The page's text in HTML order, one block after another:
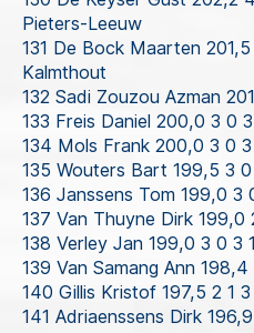
Pieters-Leeuw
131 De Bock Maarten
Kalmthout
132 Sadi Zouzou Azman
133 Freis Daniel 200,0 3 0
134 Mols Frank 200,0 3 0
135 Wouters Bart 199,5 3
136 Janssens Tom 199,0
137 Van Thuyne Dirk 199,0
138 Verley Jan 199,0 3 0 3
139 Van Samang Ann
140 Gillis Kristof 197,5 2 1
141 Adriaenssens Dirk